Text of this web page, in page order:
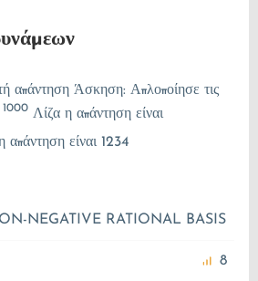
απάντηση Άσκηση: Απλοποίησε τις
1000 Λίζα η απάντηση είναι
απάντηση είναι 1234
NEGATIVE RATIONAL BASIS
8